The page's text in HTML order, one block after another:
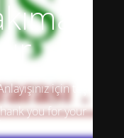
için teşekkür
you for your